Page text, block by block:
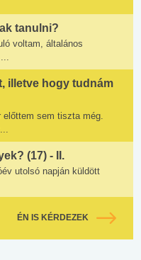
tanulni?
voltam, általános
illetve hogy tudnám
előttem sem tiszta még.
(17) - II.
utolsó napján küldött
ÉN IS KÉRDEZEK